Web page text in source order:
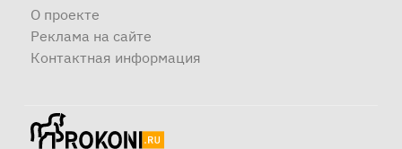
О проекте
Реклама на сайте
Контактная информация